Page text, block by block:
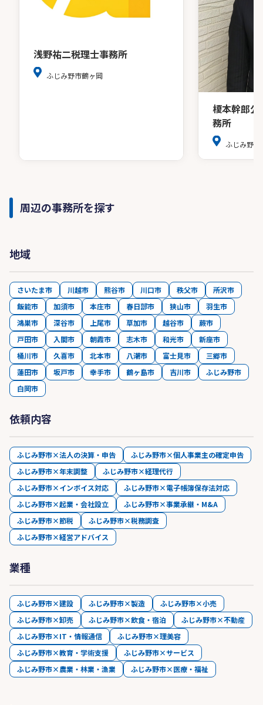
浅野祐二税理士事務所
ふじみ野市鶴ヶ岡
榎本幹郎公
務所
ふじみ野
周辺の事務所を探す
地域
さいたま市 川越市 熊谷市 川口市 秩父市
所沢市
飯能市
加須市 本庄市 春日部市 狭山市
羽生市
鴻巣市
深谷市 上尾市 草加市 越谷市
蕨市
戸田市
入間市 朝霞市 志木市 和光市
新座市
桶川市
久喜市 北本市 八潮市 富士見市
三郷市
蓮田市
坂戸市 幸手市 鶴ヶ島市 吉川市
ふじみ野市
白岡市
依頼内容
ふじみ野市×法人の決算・申告
ふじみ野市×個人事業主の確定申告
ふじみ野市×年末調整
ふじみ野市×経理代行
ふじみ野市×インボイス対応
ふじみ野市×電子帳簿保存法対応
ふじみ野市×起業・会社設立
ふじみ野市×事業承継・M&A
ふじみ野市×節税
ふじみ野市×税務調査
ふじみ野市×経営アドバイス
業種
ふじみ野市×建設 ふじみ野市×製造
ふじみ野市×小売
ふじみ野市×卸売
ふじみ野市×飲食・宿泊
ふじみ野市×不動産
ふじみ野市×IT・情報通信
ふじみ野市×理美容
ふじみ野市×教育・学術支援
ふじみ野市×サービス
ふじみ野市×農業・林業・漁業
ふじみ野市×医療・福祉